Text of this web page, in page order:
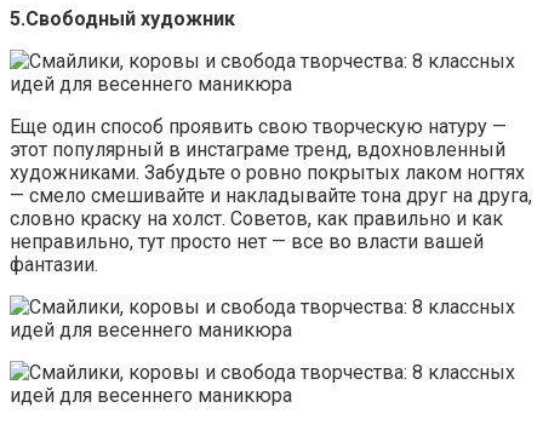
5.Свободный художник
Еще один способ проявить свою творческую натуру —
этот популярный в инстаграме тренд, вдохновленный
художниками. Забудьте о ровно покрытых лаком ногтях
— смело смешивайте и накладывайте тона друг на друга,
словно краску на холст. Советов, как правильно и как
неправильно, тут просто нет — все во власти вашей
фантазии.